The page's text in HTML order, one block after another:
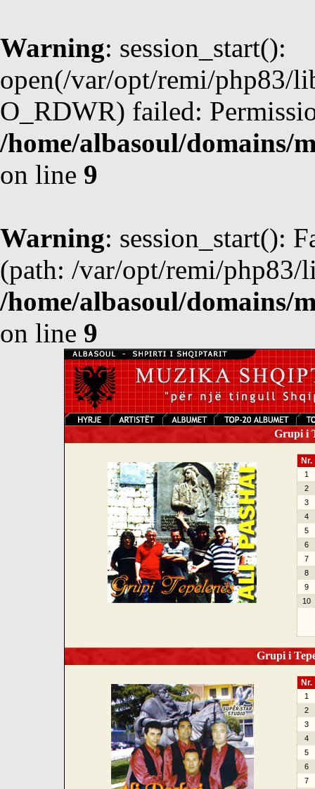
Warning: session_start():
open(/var/opt/remi/php83/
O_RDWR) failed:
/home/albasoul/domains/
on line 9
Warning: session_start():
(path: /var/opt/remi/php83/
/home/albasoul/domains/
on line 9
Grupi i
Nr.
1
2
3
4
5
6
7
8
9
10
Grupi i
Nr.
1
2
3
4
5
6
7